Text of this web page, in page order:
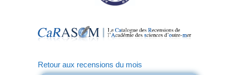
Retour aux recensions du mois